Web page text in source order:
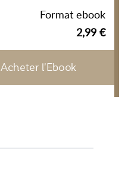
Format ebook
2,99 €
Acheter l'Ebook